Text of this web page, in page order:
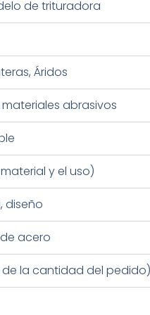
de trituradora
Áridos
abrasivos
y el uso)
diseño
acero
la cantidad del pedido)